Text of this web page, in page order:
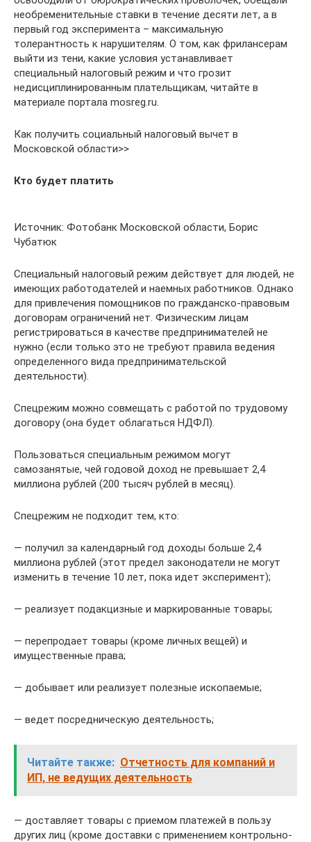
необременительные ставки в течение десяти лет, а в
первый год эксперимента – максимальную
толерантность к нарушителям. О том, как фрилансерам
выйти из тени, какие условия устанавливает
специальный налоговый режим и что грозит
недисциплинированным плательщикам, читайте в
материале портала mosreg.ru.
Как получить социальный налоговый вычет в
Московской области>>
Кто будет платить
Источник: Фотобанк Московской области, Борис
Чубатюк
Специальный налоговый режим действует для людей, не
имеющих работодателей и наемных работников. Однако
для привлечения помощников по гражданско-правовым
договорам ограничений нет. Физическим лицам
регистрироваться в качестве предпринимателей не
нужно (если только это не требуют правила ведения
определенного вида предпринимательской
деятельности).
Спецрежим можно совмещать с работой по трудовому
договору (она будет облагаться НДФЛ).
Пользоваться специальным режимом могут
самозанятые, чей годовой доход не превышает 2,4
миллиона рублей (200 тысяч рублей в месяц).
Спецрежим не подходит тем, кто:
— получил за календарный год доходы больше 2,4
миллиона рублей (этот предел законодатели не могут
изменить в течение 10 лет, пока идет эксперимент);
— реализует подакцизные и маркированные товары;
— перепродает товары (кроме личных вещей) и
имущественные права;
— добывает или реализует полезные ископаемые;
— ведет посредническую деятельность;
Читайте также: Отчетность для компаний и
ИП, не ведущих деятельность
— доставляет товары с приемом платежей в пользу
других лиц (кроме доставки с применением контрольно-